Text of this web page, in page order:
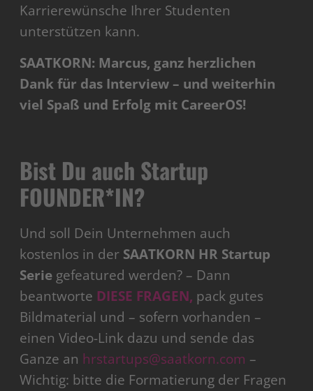
Karrierewünsche Ihrer Studenten
unterstützen kann.
SAATKORN: Marcus, ganz herzlichen
Dank für das Interview – und weiterhin
viel Spaß und Erfolg mit CareerOS!
Bist Du auch Startup
FOUNDER*IN?
Und soll Dein Unternehmen auch
kostenlos in der SAATKORN HR Startup
Serie gefeatured werden? – Dann
beantworte DIESE FRAGEN, pack gutes
Bildmaterial und – sofern vorhanden –
einen Video-Link dazu und sende das
Ganze an hrstartups@saatkorn.com –
Wichtig: bitte die Formatierung der Fragen